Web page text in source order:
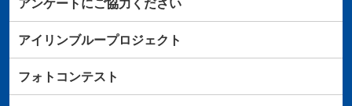
アンケートにご協力ください
アイリンブループロジェクト
フォトコンテスト